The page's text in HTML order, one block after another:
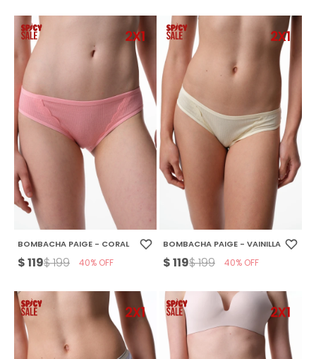
BOMBACHA PAIGE - CORAL
$119$199 40
BOMBACHA PAIGE - VAINILLA
$119$199 40